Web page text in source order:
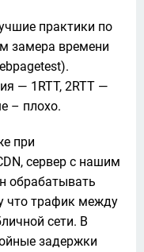
практики по
замера времени
— 1RTT, 2RTT —
– плохо.
при
сервер c нашим
обрабатывать
что трафик между
сети. В
задержки